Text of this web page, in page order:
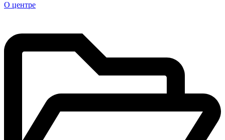
О центре